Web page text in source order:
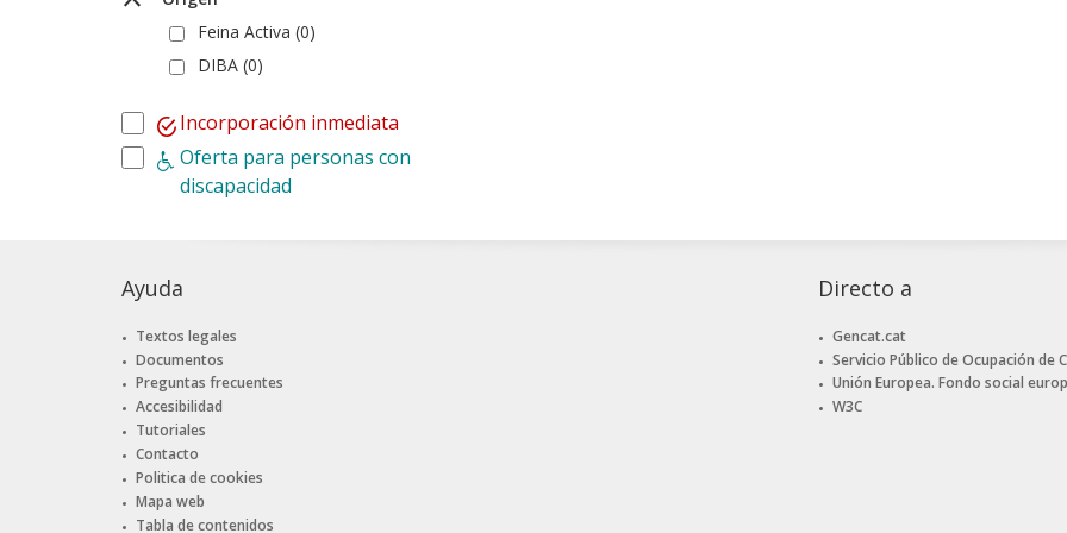
Feina Activa (0)
DIBA (0)
Incorporación inmediata
Oferta para personas con
discapacidad
Ayuda
Textos legales
Documentos
Preguntas frecuentes
Accesibilidad
Tutoriales
Contacto
Politica de cookies
Mapa web
Tabla de contenidos
Directo a
Gencat.cat
Servicio Público de Ocupación de
Unión Europea. Fondo social
W3C